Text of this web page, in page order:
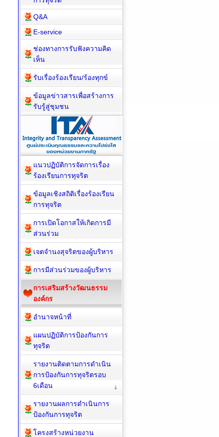
Q&A
E-service
ช่องทางการรับฟังความคิด
เห็น
รับเรื่องร้องเรียน/ร้องทุกข์
ข้อมูลข่าวสารเพื่อสร้างการ
รับรู้สู่ชุมชน
แนวปฏิบัติการจัดการเรื่อง
ร้องเรียนการทุจริต
ข้อมูลเชิงสถิติเรื่องร้องเรียน
การทุจริต
การเปิดโอกาสให้เกิดการมี
ส่วนร่วม
เจตจำนงสุจริตของผู้บริหาร
การมีส่วนร่วมของผู้บริหาร
การเสริมสร้างวัฒนธรรม
องค์กร
อำนาจหน้าที่
แผนปฏิบัติการป้องกันการ
ทุจริต
รายงานติดตามการดำเนิน
การป้องกันการทุจริตรอบ
6เดือน
รายงานผลการดำเนินการ
ป้องกันการทุจริต
โครงสร้างหน่วยงาน